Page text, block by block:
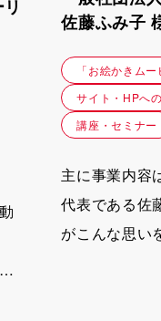
佐藤ふみ子
「お絵かきムー
サイト・HPへ
講座・セミナー
主に事業内容
代表である佐
がこんな思い